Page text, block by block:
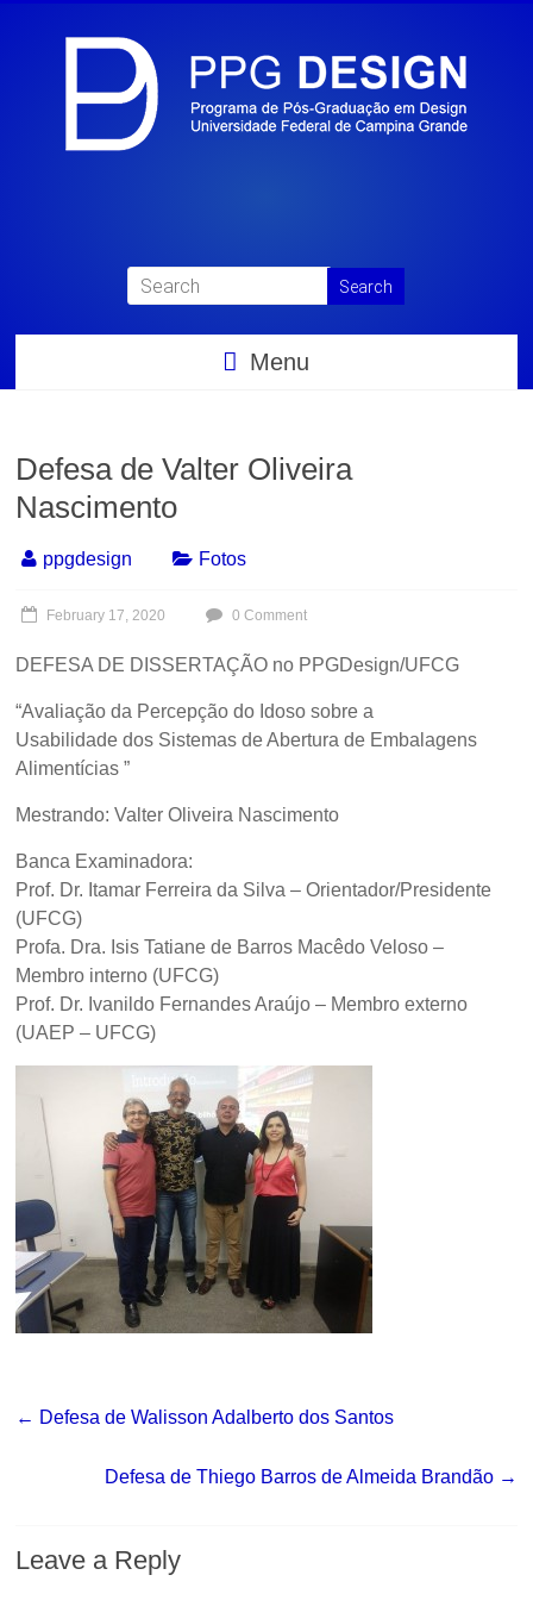
Menu
Defesa de Valter Oliveira
Nascimento
ppgdesign Fotos
February 17, 2020 0 Comment
DEFESA DE DISSERTAÇÃO no PPGDesign/UFCG
“Avaliação da Percepção do Idoso sobre a
Usabilidade dos Sistemas de Abertura de Embalagens
Alimentícias ”
Mestrando: Valter Oliveira Nascimento
Banca Examinadora:
Prof. Dr. Itamar Ferreira da Silva – Orientador/Presidente
(UFCG)
Profa. Dra. Isis Tatiane de Barros Macêdo Veloso –
Membro interno (UFCG)
Prof. Dr. Ivanildo Fernandes Araújo – Membro externo
(UAEP – UFCG)
← Defesa de Walisson Adalberto dos Santos
Defesa de Thiego Barros de Almeida Brandão →
Leave a Reply